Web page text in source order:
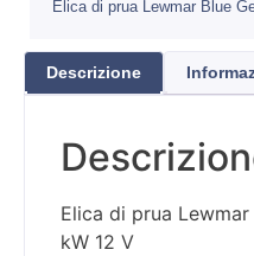
Elica di prua Lewmar Blue
Descrizione
Elica di prua
kW 12 V